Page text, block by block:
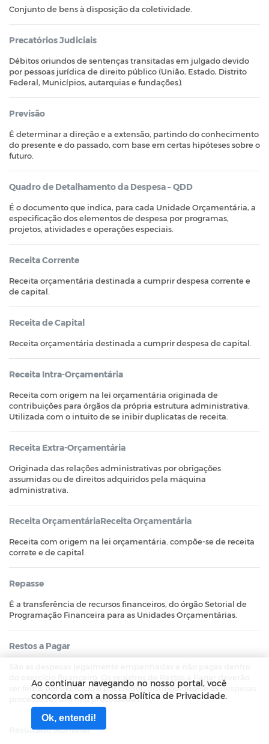
Conjunto de bens à disposição da coletividade.
Precatórios Judiciais
Débitos oriundos de sentenças transitadas em julgado devido
por pessoas jurídica de direito público (União, Estado, Distrito
Federal, Municípios, autarquias e fundações).
Previsão
É determinar a direção e a extensão, partindo do conhecimento
do presente e do passado, com base em certas hipóteses sobre o
futuro.
Quadro de Detalhamento da Despesa – QDD
É o documento que indica, para cada Unidade Orçamentária, a
especificação dos elementos de despesa por programas,
projetos, atividades e operações especiais.
Receita Corrente
Receita orçamentária destinada a cumprir despesa corrente e
de capital.
Receita de Capital
Receita orçamentária destinada a cumprir despesa de capital.
Receita Intra-Orçamentária
Receita com origem na lei orçamentária originada de
contribuições para órgãos da própria estrutura administrativa.
Utilizada com o intuito de se inibir duplicatas de receita.
Receita Extra-Orçamentária
Originada das relações administrativas por obrigações
assumidas ou de direitos adquiridos pela máquina
administrativa.
Receita OrçamentáriaReceita Orçamentária
Receita com origem na lei orçamentária. compõe-se de receita
correte e de capital.
Repasse
É a transferência de recursos financeiros, do órgão Setorial de
Programação Financeira para as Unidades Orçamentárias.
Restos a Pagar
ser feitos por exercício e por credor, distinguindo-se as despesas
processadas das não processadas.
Resultado Nominal
Ao continuar navegando no nosso portal, você
concorda com a nossa Política de Privacidade.
Ok, entendi!